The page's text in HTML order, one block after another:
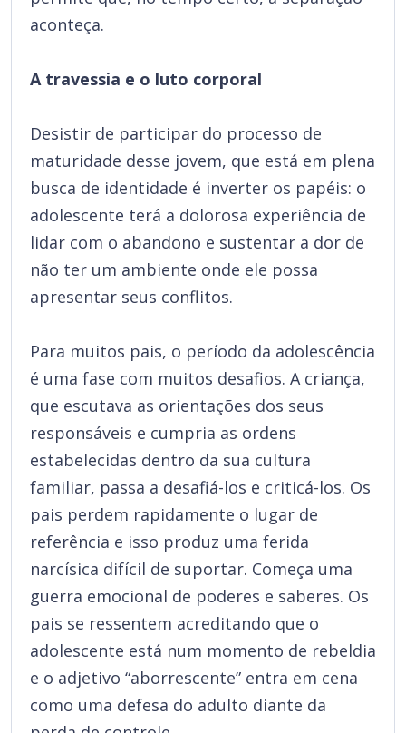
aconteça.
A travessia e o luto corporal
Desistir de participar do processo de
maturidade desse jovem, que está em plena
busca de identidade é inverter os papéis: o
adolescente terá a dolorosa experiência de
lidar com o abandono e sustentar a dor de
não ter um ambiente onde ele possa
apresentar seus conflitos.
Para muitos pais, o período da adolescência
é uma fase com muitos desafios. A criança,
que escutava as orientações dos seus
responsáveis e cumpria as ordens
estabelecidas dentro da sua cultura
familiar, passa a desafiá-los e criticá-los. Os
pais perdem rapidamente o lugar de
referência e isso produz uma ferida
narcísica difícil de suportar. Começa uma
guerra emocional de poderes e saberes. Os
pais se ressentem acreditando que o
adolescente está num momento de rebeldia
e o adjetivo “aborrescente” entra em cena
como uma defesa do adulto diante da